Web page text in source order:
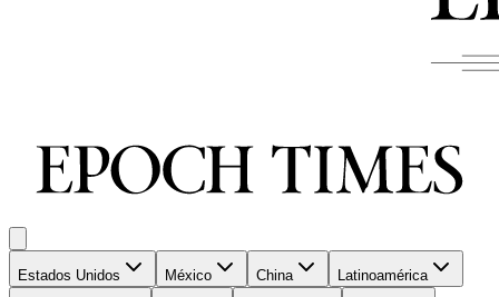
Estados Unidos México China Latinoamérica